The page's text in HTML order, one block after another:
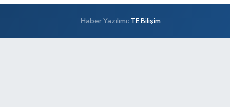
Haber Yazılımı: TE Bilişim